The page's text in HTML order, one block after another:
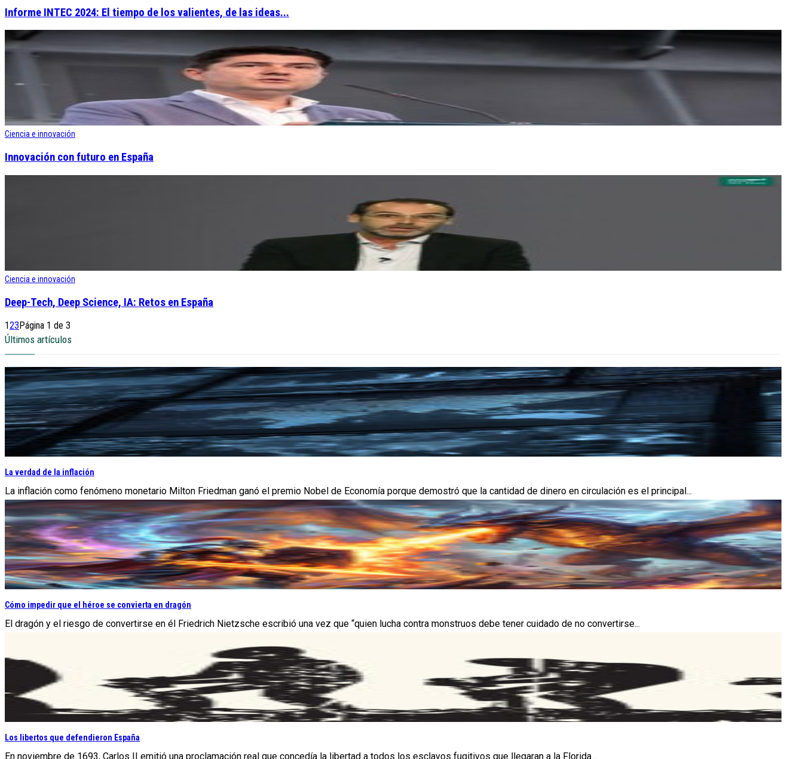
Informe INTEC 2024: El tiempo de los valientes, de las ideas...
Ciencia e innovación
Innovación con futuro en España
Ciencia e innovación
Deep-Tech, Deep Science, IA: Retos en España
123 Página 1 de 3
Últimos artículos
La verdad de la inflación
La inflación como fenómeno monetario Milton Friedman ganó el premio Nobel de Economía porque demostró que la cantidad de dinero en circulación es el principal...
Cómo impedir que el héroe se convierta en dragón
El dragón y el riesgo de convertirse en él Friedrich Nietzsche escribió una vez que “quien lucha contra monstruos debe tener cuidado de no convertirse...
Los libertos que defendieron España
En noviembre de 1693, Carlos II emitió una proclamación real que concedía la libertad a todos los esclavos fugitivos que llegaran a la Florida...